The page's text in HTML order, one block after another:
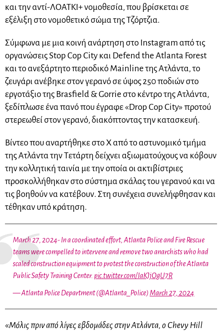
και την αντί-ΛΟΑΤΚΙ+ νομοθεσία, που βρίσκεται σε
εξέλιξη στο νομοθετικό σώμα της Τζόρτζια.
Σύμφωνα με μια κοινή ανάρτηση στο Instagram από τις
οργανώσεις Stop Cop City και Defend the Atlanta Forest
και το ανεξάρτητο περιοδικό Mainline της Ατλάντα, το
ζευγάρι ανέβηκε στον γερανό σε ύψος 250 ποδιών στο
εργοτάξιο της Brasfield & Gorrie στο κέντρο της Ατλάντα,
ξεδίπλωσε ένα πανό που έγραφε «Drop Cop City» προτού
στερεωθεί στον γερανό, διακόπτοντας την κατασκευή.
Βίντεο που αναρτήθηκε στο X από το αστυνομικό τμήμα
της Ατλάντα την Τετάρτη δείχνει αξιωματούχους να κόβουν
την κολλητική ταινία με την οποία οι ακτιβίστριες
προσκολλήθηκαν στο σύστημα σκάλας του γερανού και να
τις βοηθούν να κατέβουν. Στη συνέχεια συνελήφθησαν και
τέθηκαν υπό κράτηση.
March 27, 2024- In a coordinated effort, Atlanta Police and Fire Rescue
teams were compelled to intervene and remove two anarchists who had
scaled construction equipment to protest the construction of the Atlanta
Public Safety Training Center. pic.twitter.com/IaKJjOgU7R
— Atlanta Police Department (@Atlanta_Police)March 27, 2024
«Μόλις πριν από λίγες εβδομάδες στην Ατλάντα, ο Chevy Hill